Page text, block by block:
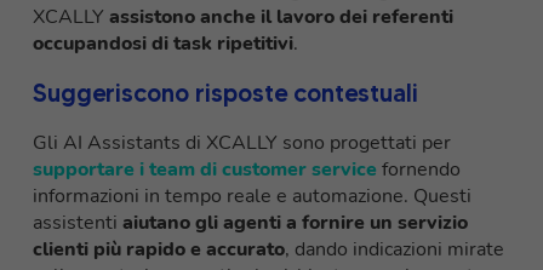
XCALLY assistono anche il lavoro dei referenti
occupandosi di task ripetitivi.
Suggeriscono risposte contestuali
Gli AI Assistants di XCALLY sono progettati per
supportare i team di customer servicefornendo
informazioni in tempo reale e automazione. Questi
assistenti aiutano gli agenti a fornire un servizio
clienti più rapido e accurato, dando indicazioni mirate